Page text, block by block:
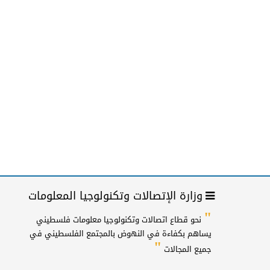
وزارة الإتصالات وتكنولوجيا المعلومات
" نحو قطاع اتصالات وتكنولوجيا معلومات فلسطيني
يساهم بكفاءة في النهوض بالمجتمع الفلسطيني في
جميع المجالات "